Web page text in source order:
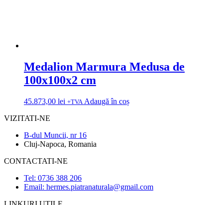
Medalion Marmura Medusa de
100x100x2 cm
45.873,00 lei +TVA Adaugă în coș
VIZITATI-NE
B-dul Muncii, nr 16
Cluj-Napoca, Romania
CONTACTATI-NE
Tel: 0736 388 206
Email: hermes.piatranaturala@gmail.com